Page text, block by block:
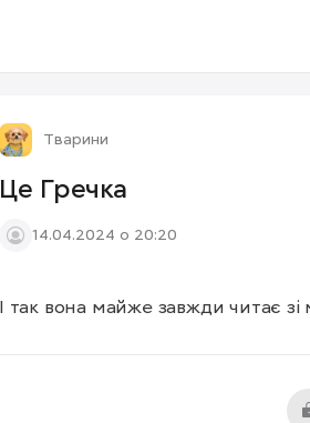
Тварини
Це Гречка
14.04.2024 о 20:20
І так вона майже завжди читає